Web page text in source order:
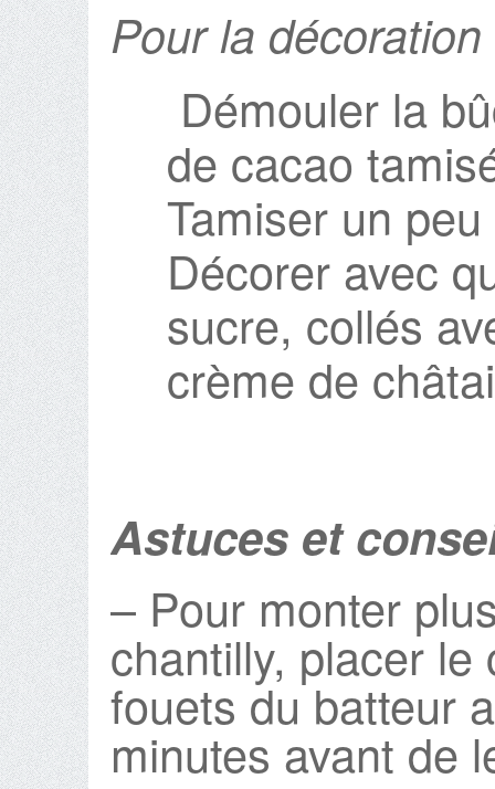
Pour la décoration
Démouler la
de cacao
Tamiser un
Décorer avec
sucre, collés
crème de
Astuces et
– Pour monter
chantilly, placer
fouets du batteur
minutes avant de